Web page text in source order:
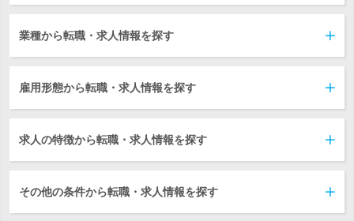
業種から転職・求人情報を探す
雇用形態から転職・求人情報を探す
求人の特徴から転職・求人情報を探す
その他の条件から転職・求人情報を探す